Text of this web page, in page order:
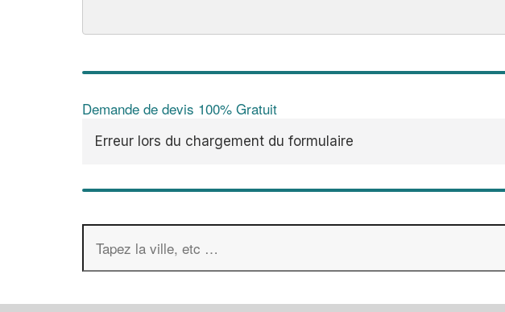
Demande de devis 100% Gratuit
Erreur lors du chargement du formulaire